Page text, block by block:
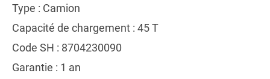
Type : Camion
Capacité de chargement : 45 T
Code SH : 8704230090
Garantie : 1 an